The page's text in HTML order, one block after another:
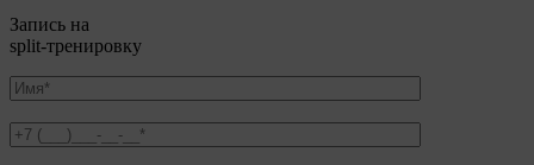
Запись на
split-тренировку